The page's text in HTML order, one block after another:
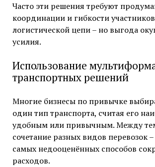
Часто эти решения требуют
координации и гибкости участников
логистической цепи – но выгода
усилия.
Использование
транспортных решений
Многие бизнесы по привычке
один тип транспорта, считая его
удобным или привычным. Между
сочетание разных видов перевозок
самых недооценённых способов
расходов.